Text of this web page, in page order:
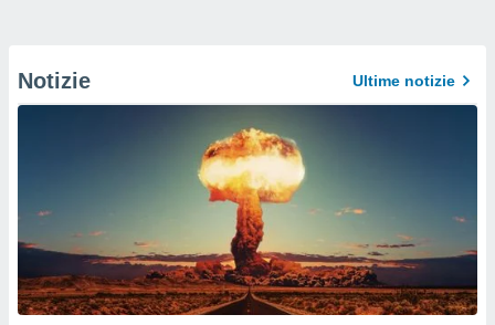
Notizie Ultime notizie